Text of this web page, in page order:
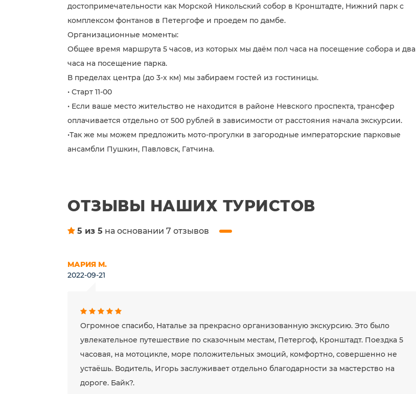
достопримечательности как Морской Никольский собор в Кронштадте, Нижний парк с
комплексом фонтанов в Петергофе и проедем по дамбе.
Организационные моменты:
Общее время маршрута 5 часов, из которых мы даём пол часа на посещение собора и два
часа на посещение парка.
В пределах центра (до 3-х км) мы забираем гостей из гостиницы.
• Старт 11-00
• Если ваше место жительство не находится в районе Невского проспекта, трансфер
оплачивается отдельно от 500 рублей в зависимости от расстояния начала экскурсии.
•Так же мы можем предложить мото-прогулки в загородные императорские парковые
ансамбли Пушкин, Павловск, Гатчина.
ОТЗЫВЫ НАШИХ ТУРИСТОВ
5 из 5 на основании 7 отзывов
МАРИЯ М.
2022-09-21
Огромное спасибо, Наталье за прекрасно организованную экскурсию. Это было
увлекательное путешествие по сказочным местам, Петергоф, Кронштадт. Поездка 5
часовая, на мотоцикле, море положительных эмоций, комфортно, совершенно не
устаёшь. Водитель, Игорь заслуживает отдельно благодарности за мастерство на
дороге. Байк?.